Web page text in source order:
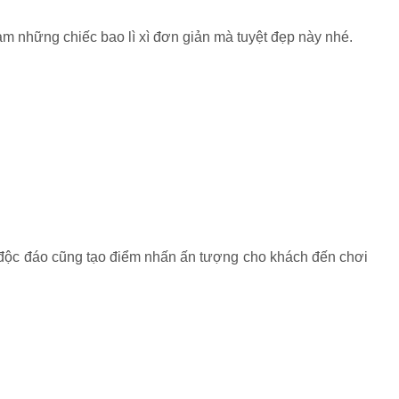
những chiếc bao lì xì đơn giản mà tuyệt đẹp này nhé.
đáo cũng tạo điểm nhấn ấn tượng cho khách đến chơi